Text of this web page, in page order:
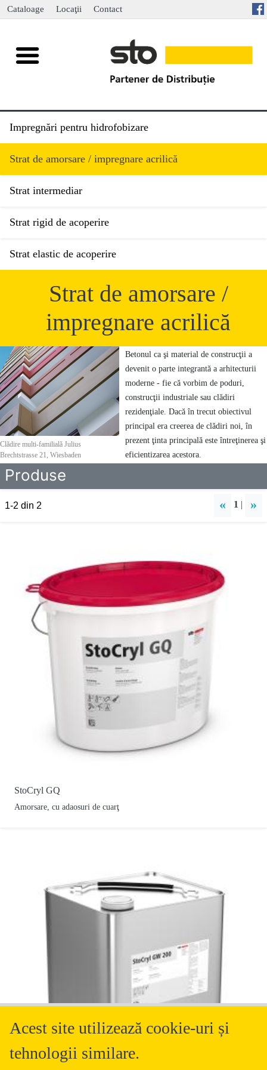
Cataloage Locaţii Contact
Impregnări pentru hidrofobizare
Strat de amorsare / impregnare acrilică
Strat intermediar
Strat rigid de acoperire
Strat elastic de acoperire
Strat de amorsare /
impregnare acrilică
Clădire multi-familială Julius
Brechtstrasse 21, Wiesbaden
Betonul ca şi material de construcţii a
devenit o parte integrantă a arhitecturii
moderne - fie că vorbim de poduri,
construcţii industriale sau clădiri
rezidenţiale. Dacă în trecut obiectivul
principal era creerea de clădiri noi, în
prezent ţinta principală este întreţinerea şi
eficientizarea acestora.
Produse
1-2 din 2 « 1 | »
StoCryl GQ
Amorsare, cu adaosuri de cuarţ
Acest site utilizează cookie-uri și
tehnologii similare.